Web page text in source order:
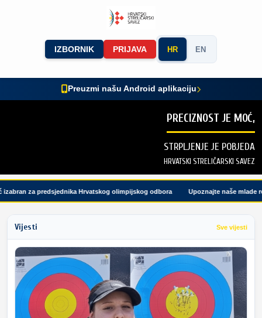
IZBORNIK PRIJAVA HR EN
Preuzmi našu Android aplikaciju
PRECIZNOST JE MOĆ,
STRPLJENJE JE POBJEDA
HRVATSKI STRELIČARSKI SAVEZ
za predsjednika Hrvatskog olimpijskog odbora Upoznajte naše mlade
Vijesti Sve vijesti